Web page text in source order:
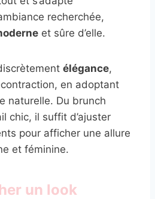
recherchée,
et sûre d’elle.
élégance,
en adoptant
naturelle. Du brunch
chic, il suffit d’ajuster
pour afficher une allure
et féminine.
un look